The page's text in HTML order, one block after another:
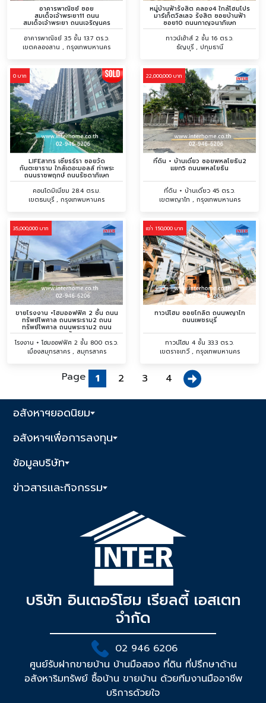
อาคารพาณิชย์ ซอย
สมเด็จเจ้าพระยา11 ถนน
สมเด็จเจ้าพระยา ถนนเจริญนคร
อาคารพาณิชย์ 3.5 ชั้น 13.7 ตร.ว.
เขตคลองสาน , กรุงเทพมหานคร
หมู่บ้านฟ้ารังสิต คลอง4 ใกล้โฮมโปร
มาร์เก็ตวิลเลจ รังสิต ซอยบ้านฟ้า
ซอย10 ถนนกาญจนาภิเษก
ทาวน์เฮ้าส์ 2 ชั้น 16 ตร.ว.
ธัญบุรี , ปทุมธานี
0 บาท
LIFEสาทร เซียรร์รา ซอยวัด
กันตะยาราม ใกล้เดอะมอลล์ ท่าพระ
ถนนราชพฤกษ์ ถนนรัชดาภิเษก
คอนโดมิเนียม 28.4 ตร.ม.
เขตธนบุรี , กรุงเทพมหานคร
22,000,000 บาท
ที่ดิน + บ้านเดี่ยว ซอยพหลโยธิน2
แยก5 ถนนพหลโยธิน
ที่ดิน + บ้านเดี่ยว 45 ตร.ว.
เขตพญาไท , กรุงเทพมหานคร
35,000,000 บาท
ขายโรงงาน +โฮมออฟฟิศ 2 ชั้น ถนน
ทรัพย์ไพศาล ถนนพระราม2 ถนน
ทรัพย์ไพศาล ถนนพระราม2 ถนน
เอกชัย
โรงงาน + โฮมออฟฟิศ 2 ชั้น 800 ตร.ว.
เมืองสมุทรสาคร , สมุทรสาคร
เช่า 150,000 บาท
ทาวน์โฮม ซอยโกลิต ถนนพญาไท
ถนนเพชรบุรี
ทาวน์โฮม 4 ชั้น 33.3 ตร.ว.
เขตราชเทวี , กรุงเทพมหานคร
Page 1 2 3 4
อสังหาฯยอดนิยม
อสังหาฯเพื่อการลงทุน
ข้อมูลบริษัท
ข่าวสารและกิจกรรม
บริษัท อินเตอร์โฮม เรียลตี้ เอสเตท
จำกัด
02 946 6206
ศูนย์รับฝากขายบ้าน บ้านมือสอง ที่ดิน ที่ปรึกษาด้าน
อสังหาริมทรัพย์ ซื้อบ้าน ขายบ้าน ด้วยทีมงานมืออาชีพ
บริการด้วยใจ